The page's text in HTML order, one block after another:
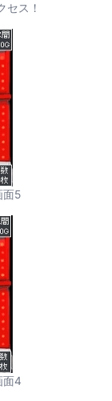
セス！
面5
面4